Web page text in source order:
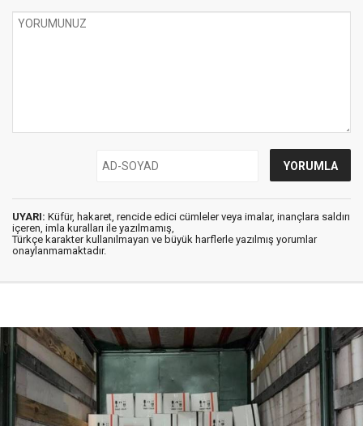
UYARI: Küfür, hakaret, rencide edici cümleler veya imalar, inançlara saldırı
içeren, imla kuralları ile yazılmamış,
Türkçe karakter kullanılmayan ve büyük harflerle yazılmış yorumlar
onaylanmamaktadır.